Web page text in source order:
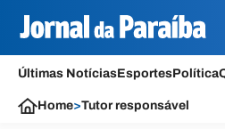
Últimas NotíciasEsportesPolítica
Home>Tutor responsável